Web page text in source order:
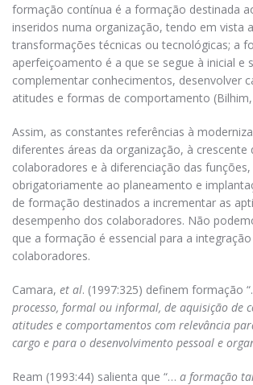
formação contínua é a formação destinada
inseridos numa organização, tendo em vista
transformações técnicas ou tecnológicas; a
aperfeiçoamento é a que se segue à inicial e
complementar conhecimentos, desenvolver
atitudes e formas de comportamento (Bilhim,
Assim, as constantes referências à
diferentes áreas da organização, à crescente
colaboradores e à diferenciação das funções,
obrigatoriamente ao planeamento e
de formação destinados a incrementar as
desempenho dos colaboradores. Não
que a formação é essencial para a
colaboradores.
Camara, et al. (1997:325) definem formação
processo, formal ou informal, de aquisição de
atitudes e comportamentos com relevância
cargo e para o desenvolvimento pessoal e
Ream (1993:44) salienta que “… a formação